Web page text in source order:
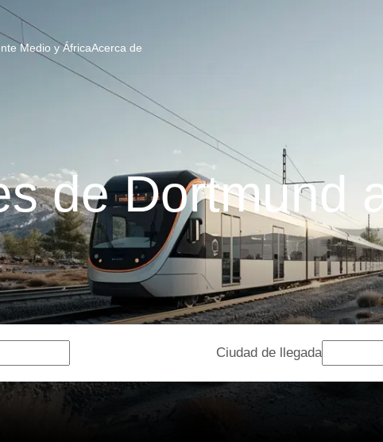
Medio y ÁfricaAcerca de
de Dortmund
Ciudad de llegada